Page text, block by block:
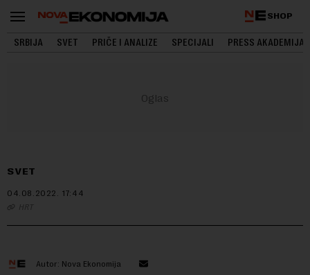
SHOP
SRBIJA SVET PRIČE I ANALIZE SPECIJALI PRESS AKADEMIJA
SVET
04.08.2022. 17:44
HRT
Autor: Nova Ekonomija